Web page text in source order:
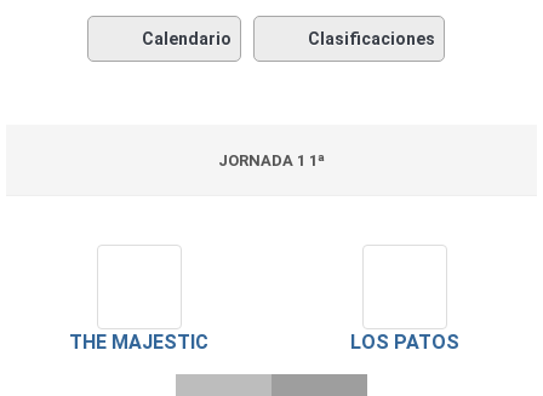
Calendario Clasificaciones
JORNADA 1 1ª
THE MAJESTIC LOS PATOS